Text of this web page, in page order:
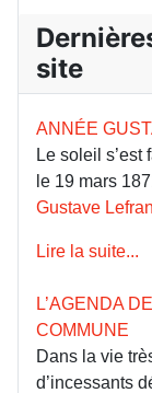
site
ANNÉE
Le soleil s’est
le 19 mars
Gustave
Lire la suite...
L’AGENDA
COMMUNE
Dans la vie
d’incessants